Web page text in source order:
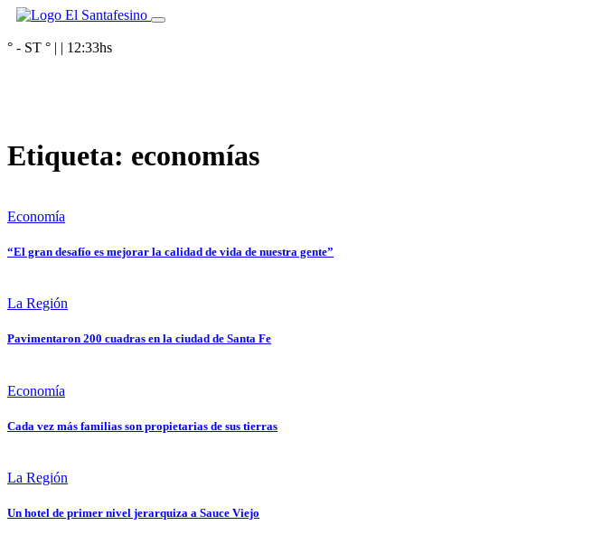
° - ST ° | | 12:33hs
Etiqueta: economías
Economía
“El gran desafío es mejorar la calidad de vida de nuestra gente”
La Región
Pavimentaron 200 cuadras en la ciudad de Santa Fe
Economía
Cada vez más familias son propietarias de sus tierras
La Región
Un hotel de primer nivel jerarquiza a Sauce Viejo